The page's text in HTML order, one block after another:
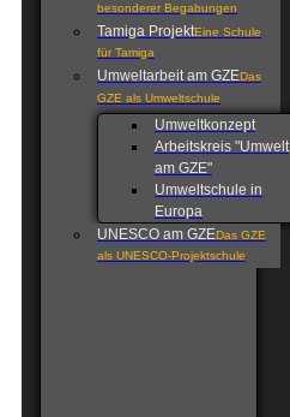
besonderer Begabungen
Tamiga ProjektEine Schule
für Tamiga
Umweltarbeit am GZEDas
GZE als Umweltschule
Umweltkonzept
Arbeitskreis "Umwelt
am GZE"
Umweltschule in
Europa
UNESCO am GZEDas GZE
als UNESCO-Projektschule